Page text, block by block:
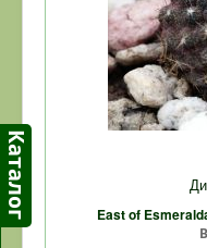
East of